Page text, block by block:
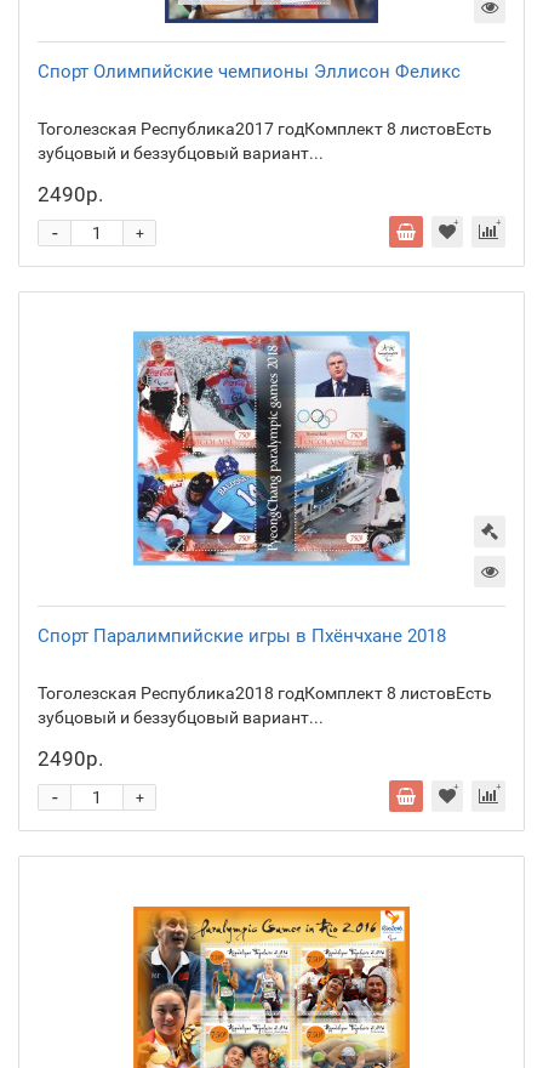
Спорт Олимпийские чемпионы Эллисон Феликс
Тоголезская Республика2017 годКомплект 8 листовЕсть
зубцовый и беззубцовый вариант...
2490р.
+
-
Спорт Паралимпийские игры в Пхёнчхане 2018
Тоголезская Республика2018 годКомплект 8 листовЕсть
зубцовый и беззубцовый вариант...
2490р.
+
-